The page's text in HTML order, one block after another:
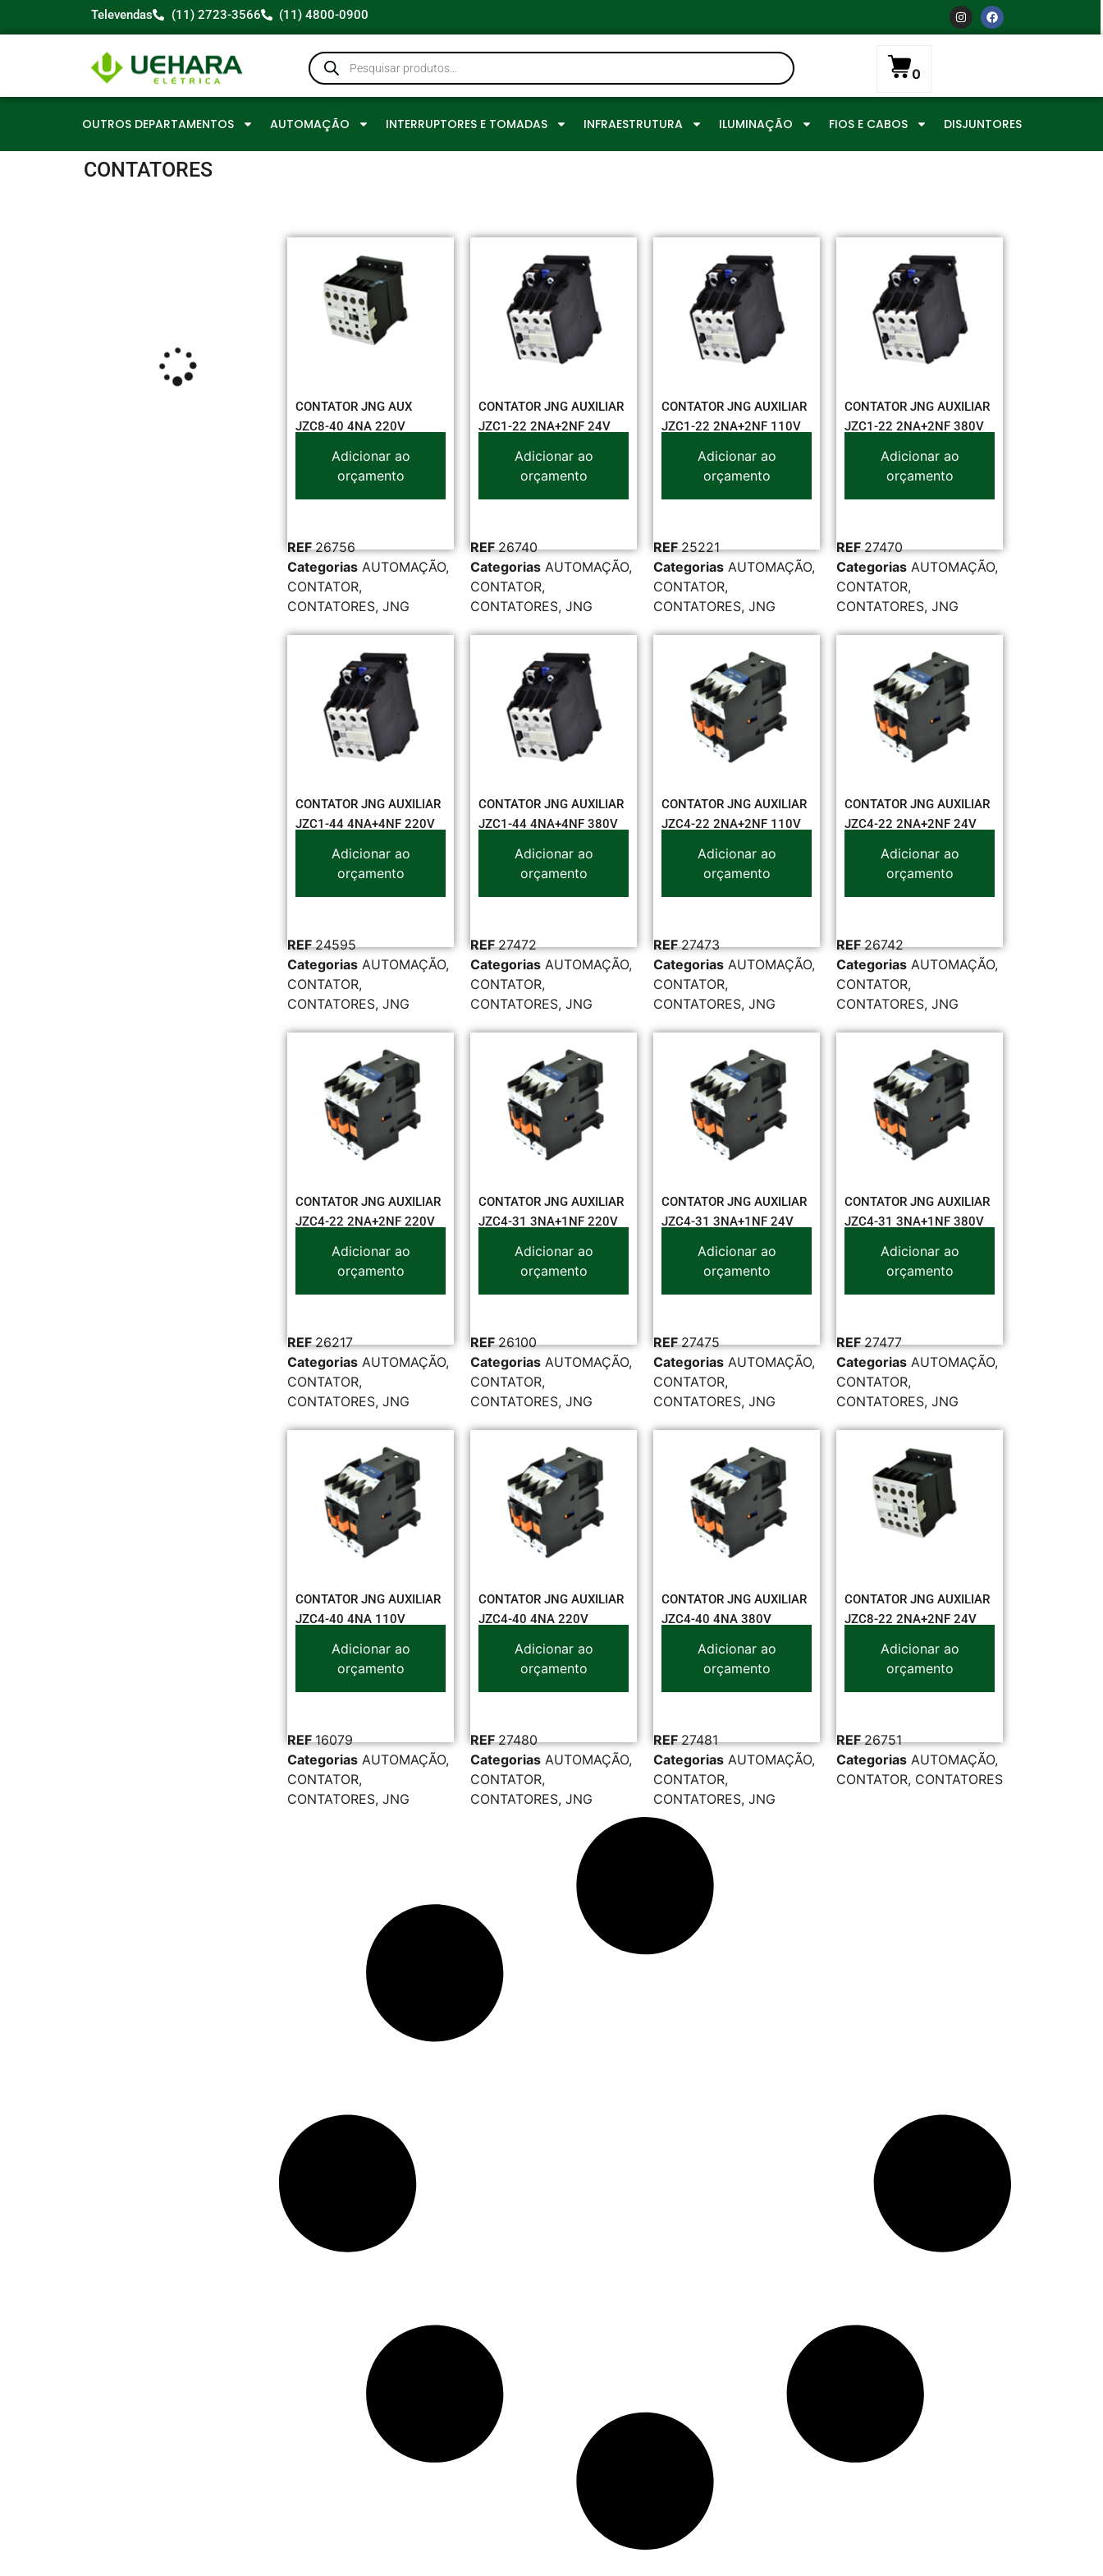
Televendas (11) 2723-3566 (11) 4800-0900
0
OUTROS DEPARTAMENTOS AUTOMAÇÃO INTERRUPTORES E TOMADAS INFRAESTRUTURA ILUMINAÇÃO FIOS E CABOS DISJUNTORES
CONTATORES
CONTATOR JNG AUX
JZC8-40 4NA 220V
Adicionar ao
orçamento
REF26756
Categorias AUTOMAÇÃO,
CONTATOR,
CONTATORES, JNG
CONTATOR JNG AUXILIAR
JZC1-22 2NA+2NF 24V
Adicionar ao
orçamento
REF26740
Categorias AUTOMAÇÃO,
CONTATOR,
CONTATORES, JNG
CONTATOR JNG AUXILIAR
JZC1-22 2NA+2NF 110V
Adicionar ao
orçamento
REF25221
Categorias AUTOMAÇÃO,
CONTATOR,
CONTATORES, JNG
CONTATOR JNG AUXILIAR
JZC1-22 2NA+2NF 380V
Adicionar ao
orçamento
REF27470
Categorias AUTOMAÇÃO,
CONTATOR,
CONTATORES, JNG
CONTATOR JNG AUXILIAR
JZC1-44 4NA+4NF 220V
Adicionar ao
orçamento
REF24595
Categorias AUTOMAÇÃO,
CONTATOR,
CONTATORES, JNG
CONTATOR JNG AUXILIAR
JZC1-44 4NA+4NF 380V
Adicionar ao
orçamento
REF27472
Categorias AUTOMAÇÃO,
CONTATOR,
CONTATORES, JNG
CONTATOR JNG AUXILIAR
JZC4-22 2NA+2NF 110V
Adicionar ao
orçamento
REF27473
Categorias AUTOMAÇÃO,
CONTATOR,
CONTATORES, JNG
CONTATOR JNG AUXILIAR
JZC4-22 2NA+2NF 24V
Adicionar ao
orçamento
REF26742
Categorias AUTOMAÇÃO,
CONTATOR,
CONTATORES, JNG
CONTATOR JNG AUXILIAR
JZC4-22 2NA+2NF 220V
Adicionar ao
orçamento
REF26217
Categorias AUTOMAÇÃO,
CONTATOR,
CONTATORES, JNG
CONTATOR JNG AUXILIAR
JZC4-31 3NA+1NF 220V
Adicionar ao
orçamento
REF26100
Categorias AUTOMAÇÃO,
CONTATOR,
CONTATORES, JNG
CONTATOR JNG AUXILIAR
JZC4-31 3NA+1NF 24V
Adicionar ao
orçamento
REF27475
Categorias AUTOMAÇÃO,
CONTATOR,
CONTATORES, JNG
CONTATOR JNG AUXILIAR
JZC4-31 3NA+1NF 380V
Adicionar ao
orçamento
REF27477
Categorias AUTOMAÇÃO,
CONTATOR,
CONTATORES, JNG
CONTATOR JNG AUXILIAR
JZC4-40 4NA 110V
Adicionar ao
orçamento
REF16079
Categorias AUTOMAÇÃO,
CONTATOR,
CONTATORES, JNG
CONTATOR JNG AUXILIAR
JZC4-40 4NA 220V
Adicionar ao
orçamento
REF27480
Categorias AUTOMAÇÃO,
CONTATOR,
CONTATORES, JNG
CONTATOR JNG AUXILIAR
JZC4-40 4NA 380V
Adicionar ao
orçamento
REF27481
Categorias AUTOMAÇÃO,
CONTATOR,
CONTATORES, JNG
CONTATOR JNG AUXILIAR
JZC8-22 2NA+2NF 24V
Adicionar ao
orçamento
REF26751
Categorias AUTOMAÇÃO,
CONTATOR, CONTATORES